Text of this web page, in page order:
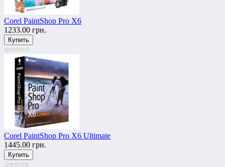
Corel PaintShop Pro X6
1233.00 грн.
Corel PaintShop Pro X6 Ultimate
1445.00 грн.